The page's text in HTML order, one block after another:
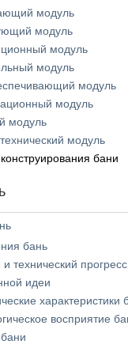
модуль
модуль
модуль
модуль
модуль
модуль
модуль
модуль
бани
бань
технический
идеи
характеристики
восприятие